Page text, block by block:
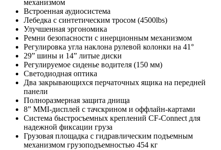
механизмом
Встроенная аудиосистема
Лебедка с синтетическим тросом (4500lbs)
Улучшенная эргономика
Ремни безопасности с инерционным механизмом
Регулировка угла наклона рулевой колонки на 41°
29” шины и 14” литые диски
Регулируемое сиденье водителя (150 мм)
Светодиодная оптика
Два закрывающихся перчаточных ящика на передней
панели
Полноразмерная защита днища
8” MMI-дисплей с тачcкрином и оффлайн-картами
Система быстросъемных креплений CF-Connect для
надежной фиксации груза
Грузовая площадка с гидравлическим подъемным
механизмом грузоподъемностью 454 кг